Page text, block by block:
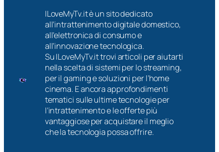
ILoveMyTv.it è un sito dedicato
all’intrattenimento digitale domestico,
all’elettronica di consumo e
all’innovazione tecnologica.
Su ILoveMyTv.it trovi articoli per aiutarti
nella scelta di sistemi per lo streaming,
per il gaming e soluzioni per l’home
cinema. E ancora approfondimenti
tematici sulle ultime tecnologie per
l’intrattenimento e le offerte più
vantaggiose per acquistare il meglio
che la tecnologia possa offrire.